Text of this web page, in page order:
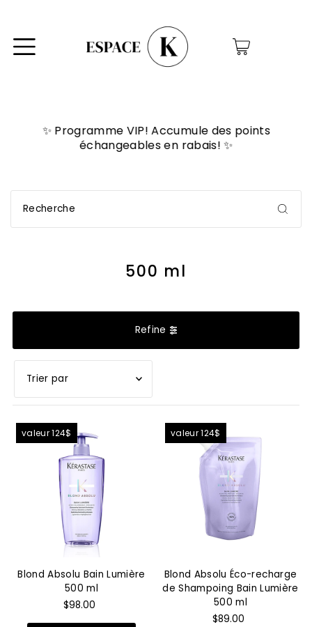
0
✨ Programme VIP! Accumule des points
échangeables en rabais! ✨
500 ml
Refine
En vedette
Le plus pertinent
Meilleures ventes
Alphabétique, de A à Z
Alphabétique, de Z à A
Prix: faible à élevé
Date, de la plus
ancienne à la plus
valeur 124$
Blond Absolu Bain Lumière
500 ml
$98.00
valeur 124$
Blond Absolu Éco-recharge
de Shampoing Bain Lumière
500 ml
$89.00